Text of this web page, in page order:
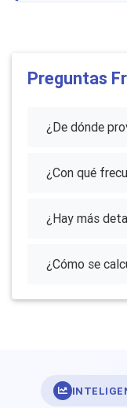
Preguntas
¿De dónde
¿Con qué
¿Hay más
¿Cómo se